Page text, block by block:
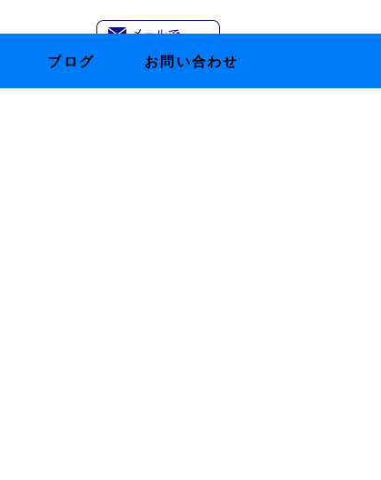
ブログ お問い合わせ